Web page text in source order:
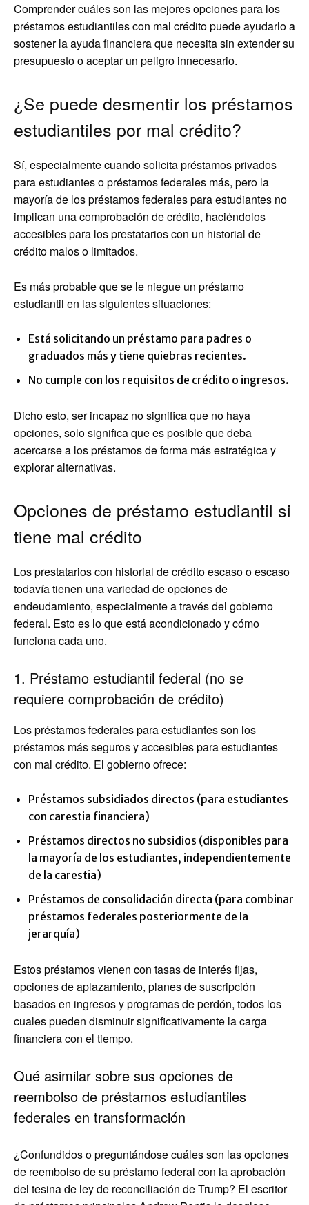
Comprender cuáles son las mejores opciones para los
préstamos estudiantiles con mal crédito puede ayudarlo a
sostener la ayuda financiera que necesita sin extender su
presupuesto o aceptar un peligro innecesario.
¿Se puede desmentir los préstamos
estudiantiles por mal crédito?
Sí, especialmente cuando solicita préstamos privados
para estudiantes o préstamos federales más, pero la
mayoría de los préstamos federales para estudiantes no
implican una comprobación de crédito, haciéndolos
accesibles para los prestatarios con un historial de
crédito malos o limitados.
Es más probable que se le niegue un préstamo
estudiantil en las siguientes situaciones:
Está solicitando un préstamo para padres o
graduados más y tiene quiebras recientes.
No cumple con los requisitos de crédito o ingresos.
Dicho esto, ser incapaz no significa que no haya
opciones, solo significa que es posible que deba
acercarse a los préstamos de forma más estratégica y
explorar alternativas.
Opciones de préstamo estudiantil si
tiene mal crédito
Los prestatarios con historial de crédito escaso o escaso
todavía tienen una variedad de opciones de
endeudamiento, especialmente a través del gobierno
federal. Esto es lo que está acondicionado y cómo
funciona cada uno.
1. Préstamo estudiantil federal (no se
requiere comprobación de crédito)
Los préstamos federales para estudiantes son los
préstamos más seguros y accesibles para estudiantes
con mal crédito. El gobierno ofrece:
Préstamos subsidiados directos (para estudiantes
con carestia financiera)
Préstamos directos no subsidios (disponibles para
la mayoría de los estudiantes, independientemente
de la carestia)
Préstamos de consolidación directa (para combinar
préstamos federales posteriormente de la
jerarquía)
Estos préstamos vienen con tasas de interés fijas,
opciones de aplazamiento, planes de suscripción
basados ​​en ingresos y programas de perdón, todos los
cuales pueden disminuir significativamente la carga
financiera con el tiempo.
Qué asimilar sobre sus opciones de
reembolso de préstamos estudiantiles
federales en transformación
¿Confundidos o preguntándose cuáles son las opciones
de reembolso de su préstamo federal con la aprobación
del tesina de ley de reconciliación de Trump? El escritor